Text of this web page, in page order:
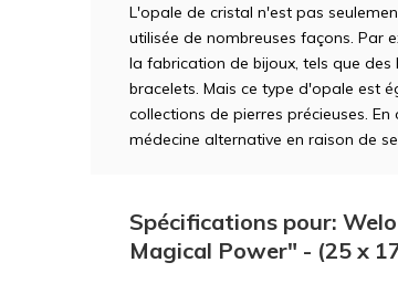
L'opale de cristal n'est pas
utilisée de nombreuses façons. Par
la fabrication de bijoux, tels que
bracelets. Mais ce type d'opale est
collections de pierres précieuses.
médecine alternative en raison de
Spécifications pour:
Magical Power" - (25 x